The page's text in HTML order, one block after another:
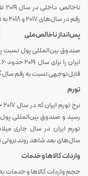
رقم در سال‌های 2017 و 2018 به ترتیب 35.7 و 38.3 بوده است.
پس‌انداز ناخالص ملی
صندوق بین‌المللی پول نسبت
قابل‌توجهی نسبت به رقم سال گذشته آن (42.6
تورم
رسید و صندوق بین‌المللی
سال‌های بعد شاهد روند نزولی
واردات کالاها و خدمات